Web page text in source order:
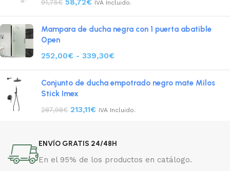
91,75€ 58,72€ IVA Incluido.
Mampara de ducha negra con 1 puerta abatible
Open
252,00€ - 339,30€
Conjunto de ducha empotrado negro mate Milos
Stick Imex
287,98€ 213,11€ IVA Incluido.
ENVÍO GRATIS 24/48H
En el 95% de los productos en catálogo.